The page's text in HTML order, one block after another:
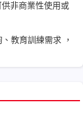
非商業性使用或
教育訓練需求 ，